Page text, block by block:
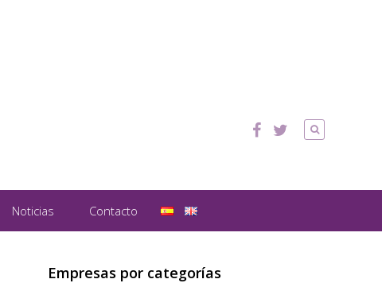
Noticias Contacto
Empresas por categorías